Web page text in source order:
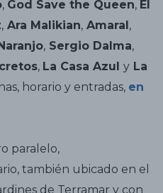
, God Save the Queen, El
, Ara Malikian, Amaral,
, Sergio Dalma,
, La Casa Azul y La
horario y entradas, en
paralelo,
también ubicado en el
de Terramar y con